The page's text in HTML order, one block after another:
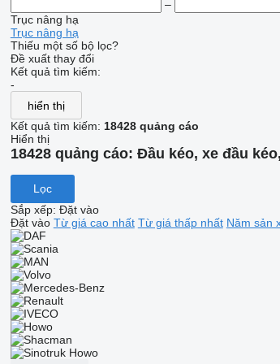
–
Trục nâng hạ
Trục nâng hạ
Thiếu một số bộ lọc?
Đề xuất thay đổi
Kết quả tìm kiếm:
-
hiển thị
Kết quả tìm kiếm: 18428 quảng cáo
Hiển thị
18428 quảng cáo: Đầu kéo, xe đầu
Lọc
Sắp xếp: Đặt vào
Đặt vào Từ giá cao nhất Từ giá thấp nhất Năm sản